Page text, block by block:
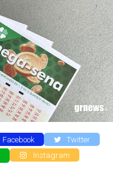
Facebook
Twitter
Instagram